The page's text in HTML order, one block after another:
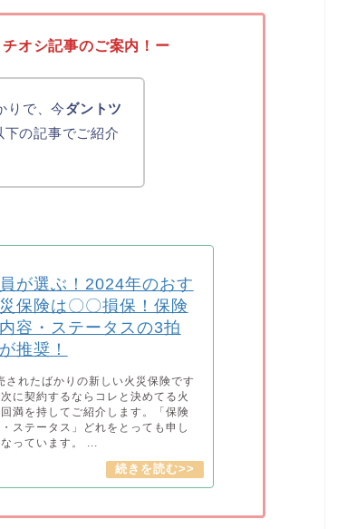
オシ記事のご案内！ー
りで、今ダントツ
下の記事でご紹介
が選ぶ！2024年のおす
保険は〇〇損保！保険
容・ステータスの3拍
推奨！
されたばかりの新しい火災保険です
に契約するならコレと決めてる火
満を持してご紹介します。「保険
ステータス」どれをとっても申し
っています。 ...